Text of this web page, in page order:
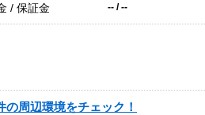
/ 保証金 -- / --
の周辺環境をチェック！